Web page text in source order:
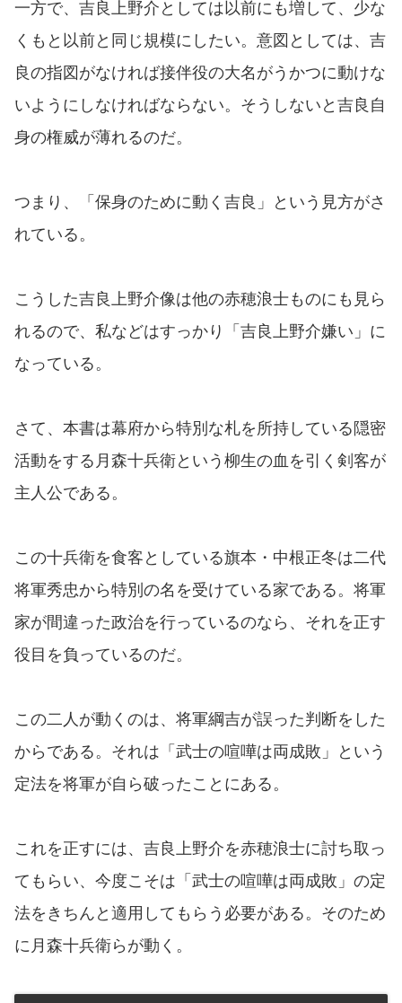
一方で、吉良上野介としては以前にも増して、少な
くもと以前と同じ規模にしたい。意図としては、吉
良の指図がなければ接伴役の大名がうかつに動けな
いようにしなければならない。そうしないと吉良自
身の権威が薄れるのだ。
つまり、「保身のために動く吉良」という見方がさ
れている。
こうした吉良上野介像は他の赤穂浪士ものにも見ら
れるので、私などはすっかり「吉良上野介嫌い」に
なっている。
さて、本書は幕府から特別な札を所持している隠密
活動をする月森十兵衛という柳生の血を引く剣客が
主人公である。
この十兵衛を食客としている旗本・中根正冬は二代
将軍秀忠から特別の名を受けている家である。将軍
家が間違った政治を行っているのなら、それを正す
役目を負っているのだ。
この二人が動くのは、将軍綱吉が誤った判断をした
からである。それは「武士の喧嘩は両成敗」という
定法を将軍が自ら破ったことにある。
これを正すには、吉良上野介を赤穂浪士に討ち取っ
てもらい、今度こそは「武士の喧嘩は両成敗」の定
法をきちんと適用してもらう必要がある。そのため
に月森十兵衛らが動く。